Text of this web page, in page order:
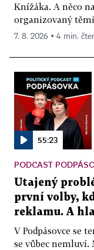
Knížáka. A něco
organizovaný
7. 8. 2026 ▪ 4 min.
55:23
PODCAST
Utajený
první volby,
reklamu. A
V Podpásovce se
se vůbec